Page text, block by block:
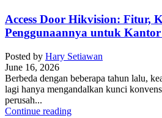
Access Door Hikvision: Fitur,
Penggunaannya untuk
Posted by Hary Setiawan
June 16, 2026
Berbeda dengan beberapa tahun lalu,
lagi hanya mengandalkan kunci
perusah...
Continue reading